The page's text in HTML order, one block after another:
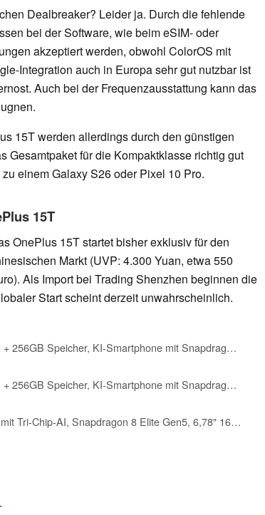
Dealbreaker? Leider ja. Durch die fehlende
bei der Software, wie beim eSIM- oder
akzeptiert werden, obwohl ColorOS mit
Integration auch in Europa sehr gut nutzbar ist
Auch bei der Frequenzausstattung kann das
15T werden allerdings durch den günstigen
Gesamtpaket für die Kompaktklasse richtig gut
einem Galaxy S26 oder Pixel 10 Pro.
15T
OnePlus 15T startet bisher exklusiv für den
Markt (UVP: 4.300 Yuan, etwa 550
Als Import bei Trading Shenzhen beginnen die
Start scheint derzeit unwahrscheinlich.
OnePlus 15R 12GB RAM + 256GB Speicher, KI-Smartphone mit Snapdragon 8 Gen 5, 6,83" AMOLED-Display mit 165Hz, 7400mAh Akku, 50MP Triple-Kamera, Charcoal Black
OnePlus 15R 12GB RAM + 256GB Speicher, KI-Smartphone mit Snapdragon 8 Gen 5, 6,83" AMOLED-Display mit 165Hz, 7400mAh Akku, 50MP Triple-Kamera, Mint Breeze
OnePlus 15 Smartphone mit Tri-Chip-AI, Snapdragon 8 Elite Gen5, 6,78" 165Hz Display, 7300 mAh Akku, Dreifach-50MP-kamera, 12GB RAM+256GB Speicher, Unendliches Schwarz – 3 Jahre erweiterte Garantie